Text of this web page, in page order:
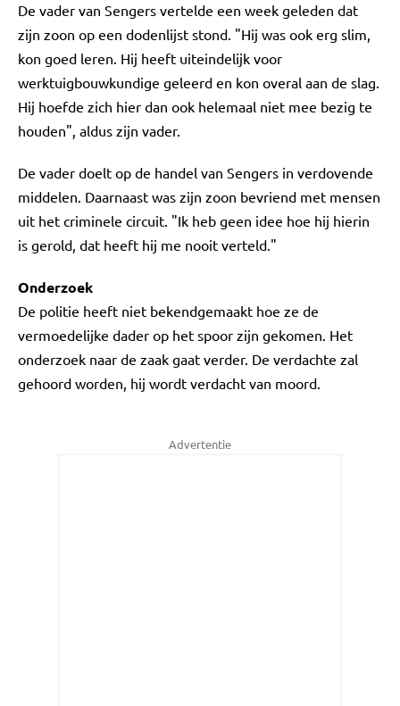
De vader van Sengers vertelde een week geleden dat
zijn zoon op een dodenlijst stond. "Hij was ook erg slim,
kon goed leren. Hij heeft uiteindelijk voor
werktuigbouwkundige geleerd en kon overal aan de slag.
Hij hoefde zich hier dan ook helemaal niet mee bezig te
houden", aldus zijn vader.
De vader doelt op de handel van Sengers in verdovende
middelen. Daarnaast was zijn zoon bevriend met mensen
uit het criminele circuit. "Ik heb geen idee hoe hij hierin
is gerold, dat heeft hij me nooit verteld."
Onderzoek
De politie heeft niet bekendgemaakt hoe ze de
vermoedelijke dader op het spoor zijn gekomen. Het
onderzoek naar de zaak gaat verder. De verdachte zal
gehoord worden, hij wordt verdacht van moord.
Advertentie